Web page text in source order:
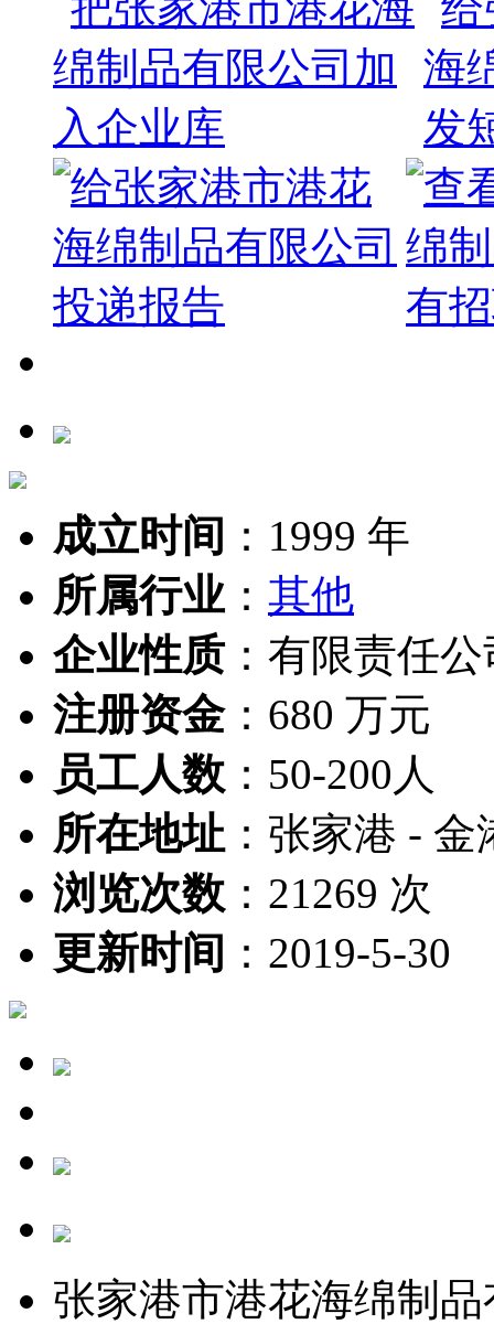
成立时间 ： 1999 年
所属行业： 其他
企业性质： 有限责任公
注册资金： 680 万元
员工人数 ： 50-200人
所在地址 ： 张家港 - 金
浏览次数 ： 21269 次
更新时间 ： 2019-5-30
张家港市港花海绵制